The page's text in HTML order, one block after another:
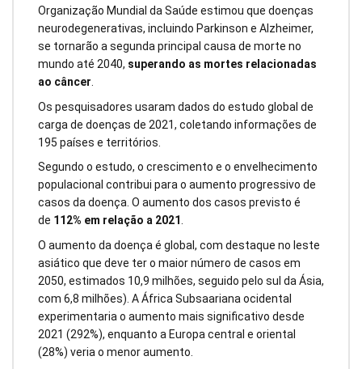
Organização Mundial da Saúde estimou que doenças
neurodegenerativas, incluindo Parkinson e Alzheimer,
se tornarão a segunda principal causa de morte no
mundo até 2040, superando as mortes relacionadas
ao câncer
Os pesquisadores usaram dados do estudo global de
carga de doenças de 2021, coletando informações de
195 países e territórios.
Segundo o estudo, o crescimento e o envelhecimento
populacional contribui para o aumento progressivo de
casos da doença. O aumento dos casos previsto é
de 112% em relação a 2021.
O aumento da doença é global, com destaque no leste
asiático que deve ter o maior número de casos em
2050, estimados 10,9 milhões, seguido pelo sul da Ásia,
com 6,8 milhões). A África Subsaariana ocidental
experimentaria o aumento mais significativo desde
2021 (292%), enquanto a Europa central e oriental
(28%) veria o menor aumento.